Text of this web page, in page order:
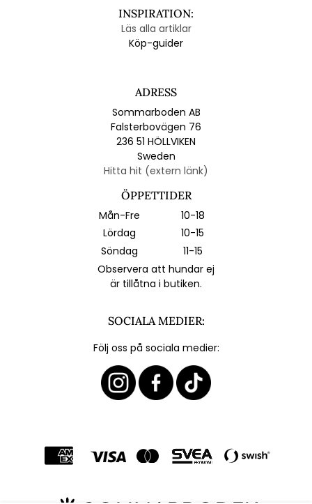
INSPIRATION:
Läs alla artiklar
Köp-guider
ADRESS
Sommarboden AB
Falsterbovägen 76
236 51 HÖLLVIKEN
Sweden
Hitta hit (extern länk)
ÖPPETTIDER
Mån-Fre
10-18
Lördag
10-15
Söndag
11-15
Observera att hundar ej
är tillåtna i butiken.
SOCIALA MEDIER:
Följ oss på sociala medier: